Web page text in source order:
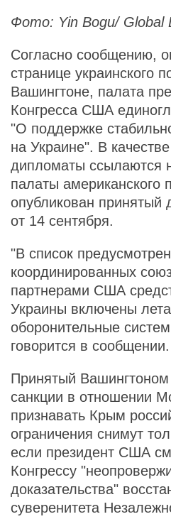
Фото: Yin Bogu/ Global
Согласно сообщению,
странице украинского
Вашингтоне, палата
Конгресса США
"О поддержке
на Украине". В
дипломаты ссылаются
палаты американского
опубликован принятый
от 14 сентября.
"В список
координированных
партнерами США
Украины включены
оборонительные
говорится в сообщении.
Принятый Вашингтоном
санкции в отношении
признавать Крым
ограничения снимут
если президент США
Конгрессу
доказательства"
суверенитета